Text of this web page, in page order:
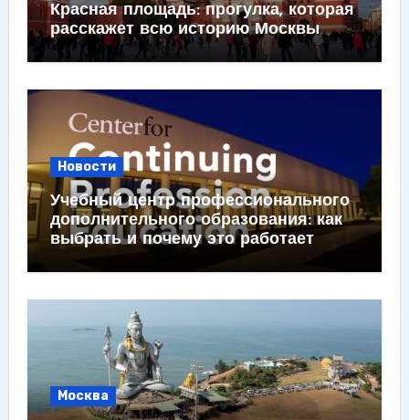
Красная площадь: прогулка, которая
расскажет всю историю Москвы
Новости
Учебный центр профессионального
дополнительного образования: как
выбрать и почему это работает
Москва